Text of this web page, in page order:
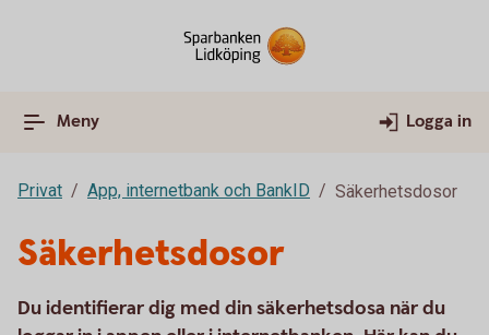
Meny Logga in
Privat App, internetbank och BankID Säkerhetsdosor
Säkerhetsdosor
Du identifierar dig med din säkerhetsdosa när du